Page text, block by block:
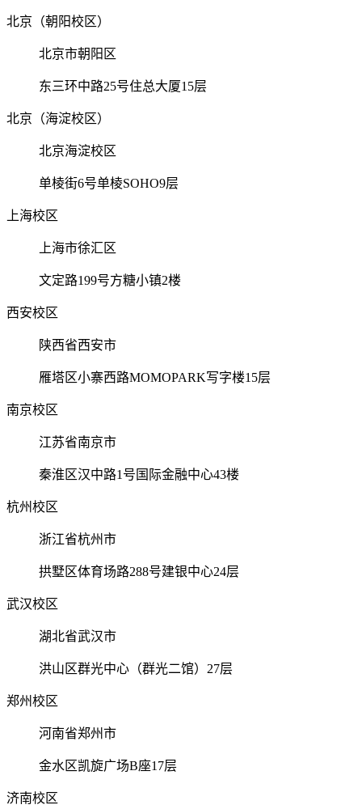
北京（朝阳校区）
北京市朝阳区
东三环中路25号住总大厦15层
北京（海淀校区）
北京海淀校区
单棱街6号单棱SOHO9层
上海校区
上海市徐汇区
文定路199号方糖小镇2楼
西安校区
陕西省西安市
雁塔区小寨西路MOMOPARK写字楼15层
南京校区
江苏省南京市
秦淮区汉中路1号国际金融中心43楼
杭州校区
浙江省杭州市
拱墅区体育场路288号建银中心24层
武汉校区
湖北省武汉市
洪山区群光中心（群光二馆）27层
郑州校区
河南省郑州市
金水区凯旋广场B座17层
济南校区